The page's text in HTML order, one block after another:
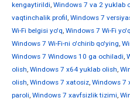
kengaytirildi, Windows 7 va 2 yuklab
vaqtinchalik profil, Windows 7
Wi-Fi belgisi yo'q, Windows 7 Wi-Fi yo'q
Windows 7 Wi-Fi-ni o'chirib qo'ying,
Windows 7 Windows 10 ga ochiladi,
olish, Windows 7 x64 yuklab olish,
olish, Windows 7 xatosiz, Windows 7
paroli, Windows 7 xavfsizlik tizimi,